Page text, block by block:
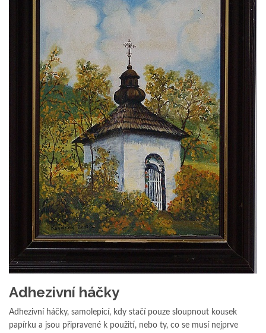
Adhezivní háčky
Adhezivní háčky, samolepicí, kdy stačí pouze sloupnout kousek
papírku a jsou připravené k použití, nebo ty, co se musí nejprve